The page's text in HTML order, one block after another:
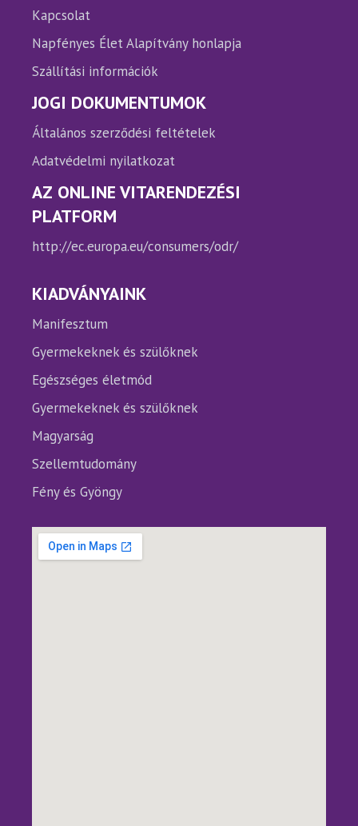
Kapcsolat
Napfényes Élet Alapítvány honlapja
Szállítási információk
JOGI DOKUMENTUMOK
Általános szerződési feltételek
Adatvédelmi nyilatkozat
AZ ONLINE VITARENDEZÉSI
PLATFORM
http://ec.europa.eu/consumers/odr/
KIADVÁNYAINK
Manifesztum
Gyermekeknek és szülőknek
Egészséges életmód
Gyermekeknek és szülőknek
Magyarság
Szellemtudomány
Fény és Gyöngy